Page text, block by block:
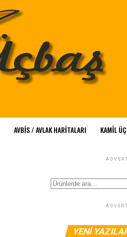
AVBIS / AVLAK HARITALARI KAMİL
Ara:
YENI